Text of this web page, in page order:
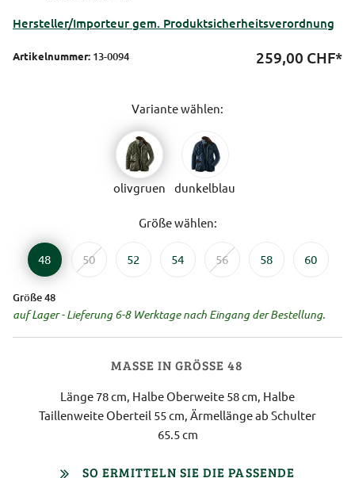
Hersteller/Importeur gem. Produktsicherheitsverordnung
Artikelnummer: 13-0094 259,00 CHF*
Variante wählen:
olivgruen dunkelblau
Größe wählen:
48 50 52 54 56 58 60
Größe 48
auf Lager - Lieferung 6-8 Werktage nach Eingang der Bestellung.
MASSE IN GRÖSSE 48
Länge 78 cm, Halbe Oberweite 58 cm, Halbe
Taillenweite Oberteil 55 cm, Ärmellänge ab Schulter
65.5 cm
SO ERMITTELN SIE DIE PASSENDE